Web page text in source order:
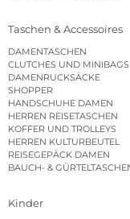
Taschen & Accessoires
DAMENTASCHEN
CLUTCHES UND MINIBAGS
DAMENRUCKSÄCKE
SHOPPER
HANDSCHUHE DAMEN
HERREN REISETASCHEN
KOFFER UND TROLLEYS
HERREN KULTURBEUTEL
REISEGEPÄCK DAMEN
BAUCH- &
Kinder